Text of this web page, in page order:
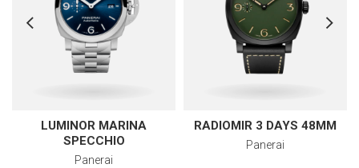
LUMINOR MARINA
SPECCHIO
Panerai
RADIOMIR 3 DAYS 48MM
Panerai